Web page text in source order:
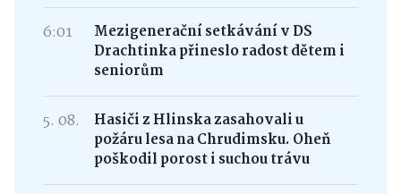
6:01
Mezigenerační setkávání v DS
Drachtinka přineslo radost dětem i
seniorům
5. 08.
Hasiči z Hlinska zasahovali u
požáru lesa na Chrudimsku. Oheň
poškodil porost i suchou trávu